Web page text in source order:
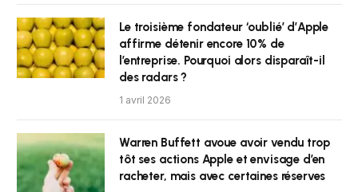
Le troisième fondateur ‘oublié’ d’Apple
affirme détenir encore 10% de
l’entreprise. Pourquoi alors disparaît-il
des radars ?
1 avril 2026
Warren Buffett avoue avoir vendu trop
tôt ses actions Apple et envisage d’en
racheter, mais avec certaines réserves